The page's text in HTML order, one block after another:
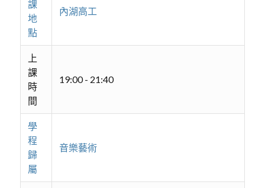
課
地
點
內湖高工
上
課
時
間
19:00 - 21:40
學
程
歸
屬
音樂藝術